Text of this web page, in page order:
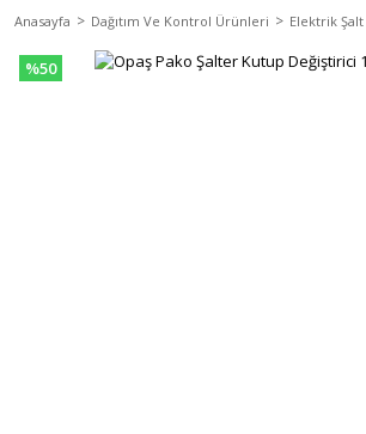
Anasayfa Dağıtım Ve Kontrol Ürünleri Elektrik
%50